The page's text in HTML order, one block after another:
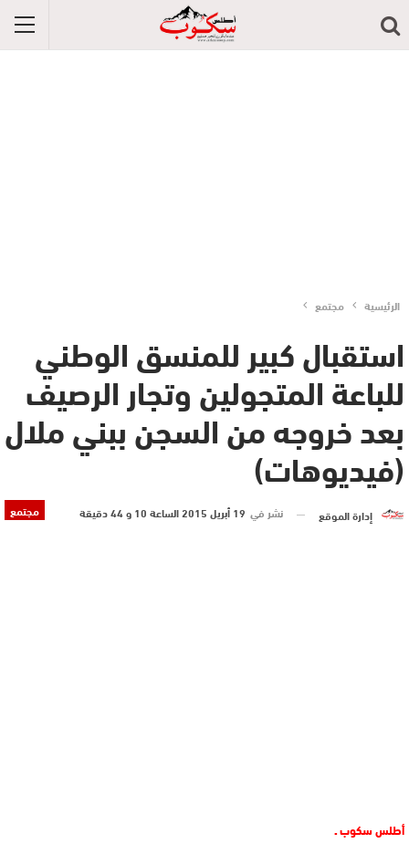
الرئيسية مجتمع
استقبال كبير للمنسق الوطني
للباعة المتجولين وتجار الرصيف
بعد خروجه من السجن ببني ملال
(فيديوهات)
مجتمع إدارة الموقع نشر في 19 أبريل 2015 الساعة 10 و 44 دقيقة
أطلس سكوب ـ